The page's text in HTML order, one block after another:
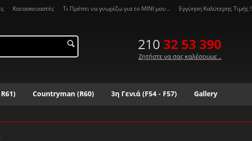
Κατασκευαστές Τι Πρέπει να γνωρίζω για το MΙΝΙ μου .. Εγγύηση Καλύτερης Τιμής !
210 32 53 390
Ζητήστε να σας καλέσουμε ..
Countryman (R60) 3η Γενιά (F54 - F57) Gallery